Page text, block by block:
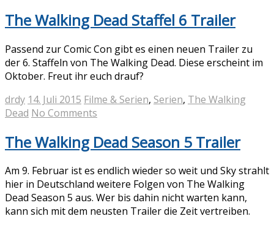
The Walking Dead Staffel 6 Trailer
Passend zur Comic Con gibt es einen neuen Trailer zu
der 6. Staffeln von The Walking Dead. Diese erscheint im
Oktober. Freut ihr euch drauf?
drdy 14. Juli 2015 Filme & Serien, Serien, The Walking
Dead No Comments
The Walking Dead Season 5 Trailer
Am 9. Februar ist es endlich wieder so weit und Sky strahlt
hier in Deutschland weitere Folgen von The Walking
Dead Season 5 aus. Wer bis dahin nicht warten kann,
kann sich mit dem neusten Trailer die Zeit vertreiben.